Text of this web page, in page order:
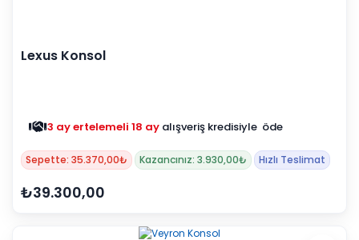
Lexus Konsol
3 ay ertelemeli 18 ay alışveriş kredisiyle öde
Sepette: 35.370,00₺ Kazancınız: 3.930,00₺ Hızlı Teslimat
₺39.300,00